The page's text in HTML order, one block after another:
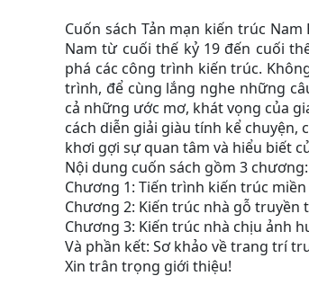
Cuốn sách Tản mạn kiến trúc
Nam từ cuối thế kỷ 19 đến cuối
phá các công trình kiến trúc.
trình, để cùng lắng nghe những
cả những ước mơ, khát vọng của
cách diễn giải giàu tính kể
khơi gợi sự quan tâm và hiểu biết
Nội dung cuốn sách gồm 3 chương:
Chương 1: Tiến trình kiến trúc miền
Chương 2: Kiến trúc nhà gỗ truyền
Chương 3: Kiến trúc nhà chịu ảnh
Và phần kết: Sơ khảo về trang trí
Xin trân trọng giới thiệu!